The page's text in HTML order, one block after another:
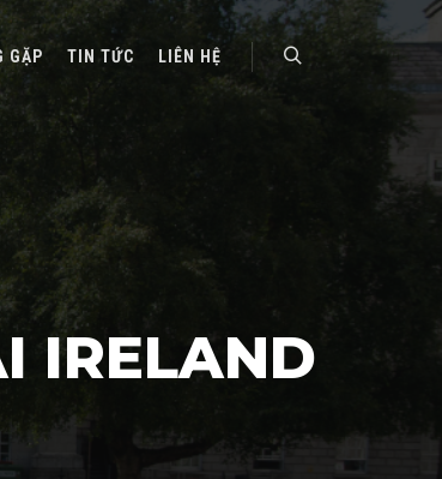
GẶP TIN TỨC LIÊN HỆ
IRELAND